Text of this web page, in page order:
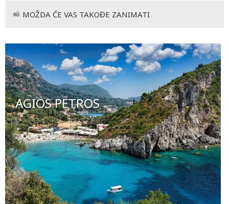
MOŽDA ĆE VAS TAKOĐE ZANIMATI
AGIOS PETROS